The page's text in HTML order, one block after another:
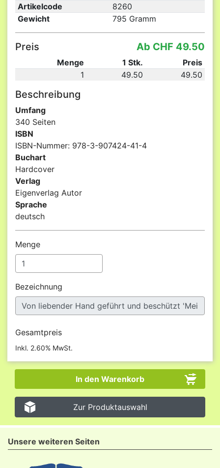
Artikelcode
8260
Gewicht
795 Gramm
Preis Ab CHF 49.50
Menge 1 Stk.
Preis
1
49.50 49.50
Beschreibung
Umfang
340 Seiten
ISBN
ISBN-Nummer: 978-3-907424-41-4
Buchart
Hardcover
Verlag
Eigenverlag Autor
Sprache
deutsch
Menge
Bezeichnung
Gesamtpreis
Inkl. 2.60% MwSt.
Zur Produktauswahl
Unsere weiteren Seiten